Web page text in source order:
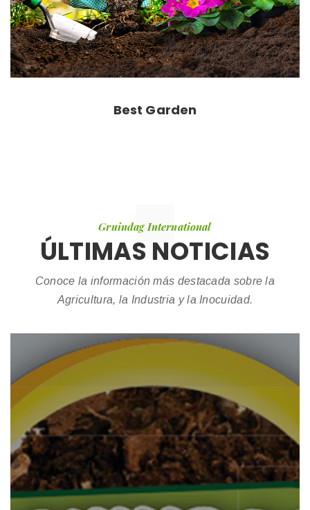
Best Garden
Gruindag International
ÚLTIMAS NOTICIAS
Conoce la información más destacada sobre la
Agricultura, la Industria y la Inocuidad.